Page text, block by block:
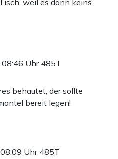
weil es dann keins
08:46 Uhr 485T
behautet, der sollte
bereit legen!
Uhr 485T